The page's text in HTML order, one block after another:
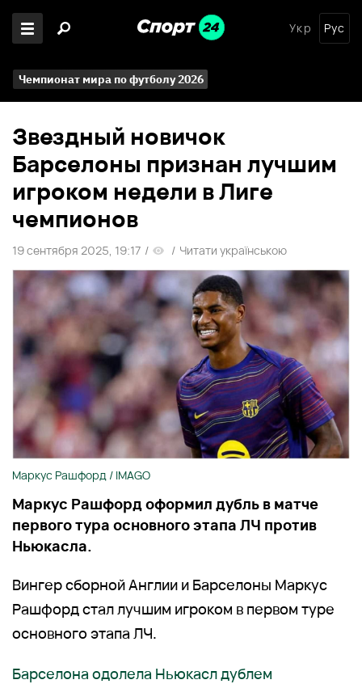
Укр Рус
Чемпионат мира по футболу 2026
Звездный новичок
Барселоны признан лучшим
игроком недели в Лиге
чемпионов
19 сентября 2025, 19:17 / / Читати українською
Маркус Рашфорд / IMAGO
Маркус Рашфорд оформил дубль в матче
первого тура основного этапа ЛЧ против
Ньюкасла.
Вингер сборной Англии и Барселоны Маркус
Рашфорд стал лучшим игроком в первом туре
основного этапа ЛЧ.
Барселона одолела Ньюкасл дублем